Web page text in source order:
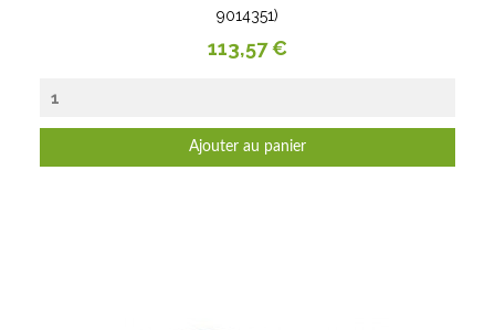
9014351)
Prix
113,57 €
Ajouter au panier